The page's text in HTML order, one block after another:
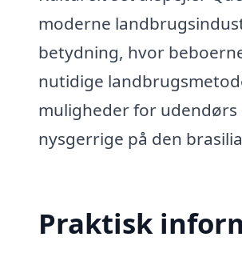
moderne
betydning, hvor
nutidige
muligheder for
nysgerrige på den
Praktisk